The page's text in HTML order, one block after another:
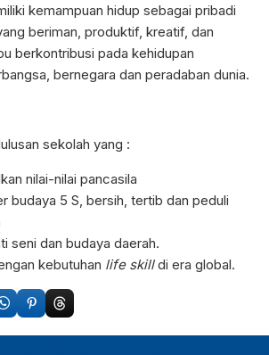
kemampuan hidup sebagai pribadi
beriman, produktif, kreatif, dan
berkontribusi pada kehidupan
bernegara dan peradaban dunia.
sekolah yang :
nilai-nilai pancasila
budaya 5 S, bersih, tertib dan peduli
seni dan budaya daerah.
kebutuhan life skilldi era global.